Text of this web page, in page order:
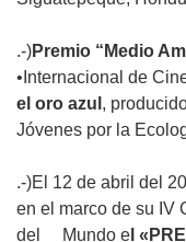
.-)Premio “Medio
• Internacional de
el oro azul ,
Jóvenes por la
.-)El 12 de abril del
en el marco de su IV
del Mundo e l